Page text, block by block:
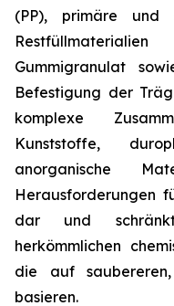
(PP), primäre und
Gummigranulat
Befestigung der
komplexe
Kunststoffe,
anorganische
Herausforderungen
dar und
herkömmlichen
die auf saubereren,
basieren.